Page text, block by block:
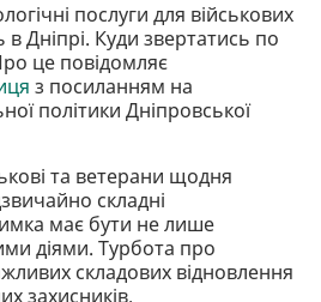
послуги для військових
Дніпрі. Куди звертатись по
це повідомляє
з посиланням на
політики Дніпровської
та ветерани щодня
складні
має бути не лише
діями. Турбота про
складових відновлення
захисників.